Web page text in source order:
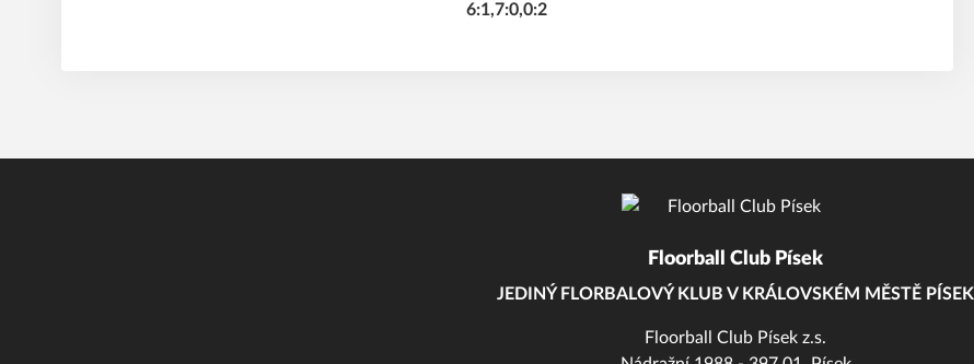
6:1,7:0,0:2
Floorball Club Písek
JEDINÝ FLORBALOVÝ KLUB V KRÁLOVSKÉM MĚSTĚ PÍSEK
Floorball Club Písek z.s.